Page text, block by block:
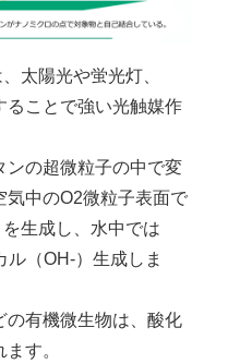
太陽光や蛍光灯、
ることで強い光触媒作
ンの超微粒⼦の中で変
気中のO2微粒⼦表⾯で
⽣成し、⽔中では
ル（OH-）⽣成しま
の有機微⽣物は、酸化
す。